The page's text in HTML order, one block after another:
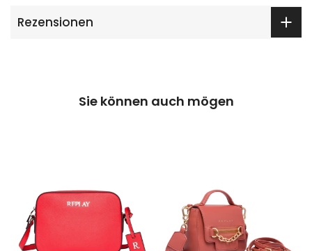
Rezensionen
Sie können auch mögen